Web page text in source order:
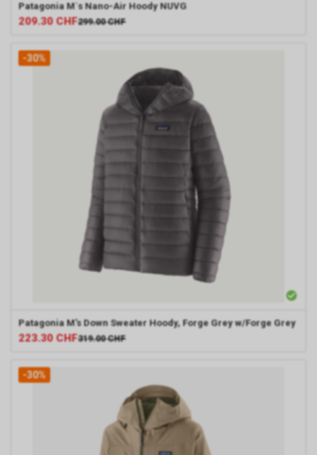
Patagonia M`s Nano-Air Hoody NUVG
209.30 CHF299.00 CHF
-30%
Patagonia M's Down Sweater Hoody, Forge Grey w/Forge Grey
223.30 CHF319.00 CHF
-30%